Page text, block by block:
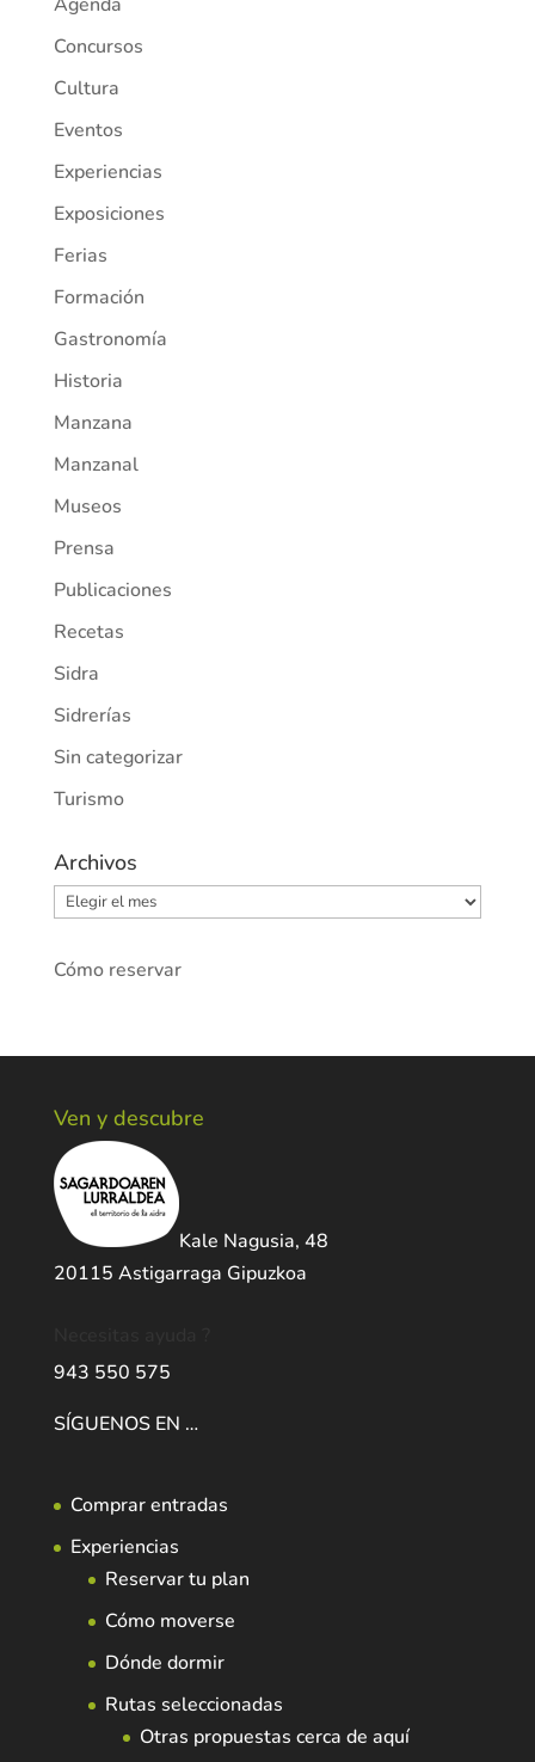
Concursos
Cultura
Eventos
Experiencias
Exposiciones
Ferias
Formación
Gastronomía
Historia
Manzana
Manzanal
Museos
Prensa
Publicaciones
Recetas
Sidra
Sidrerías
Sin categorizar
Turismo
Archivos
Archivos
Cómo reservar
Ven y descubre
Kale Nagusia, 48
20115 Astigarraga Gipuzkoa
943 550 575
SÍGUENOS EN …
Comprar entradas
Experiencias
Reservar tu plan
Cómo moverse
Dónde dormir
Rutas seleccionadas
Otras propuestas cerca de aquí